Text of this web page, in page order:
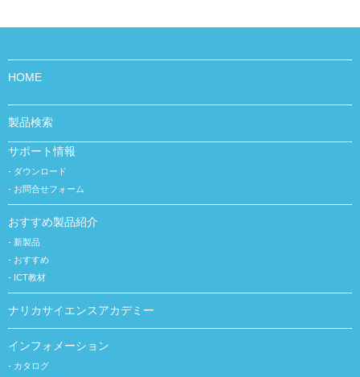
HOME
製品検索
サポート情報
ダウンロード
お問合せフォーム
おすすめ製品紹介
新製品
おすすめ
ICT教材
ナリカサイエンスアカデミー
インフォメーション
カタログ